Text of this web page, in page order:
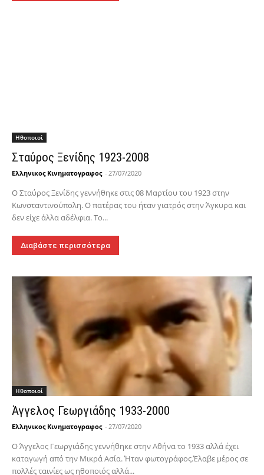
Hθοποιοί
Σταύρος Ξενίδης 1923-2008
Ελληνικος Κινηματογραφος - 27/07/2020
Ο Σταύρος Ξενίδης γεννήθηκε στις 08 Μαρτίου του 1923 στην
Κωνσταντινούπολη. Ο πατέρας του ήταν γιατρός στην Άγκυρα και
δεν είχε άλλα αδέλφια. Το...
Διαβάστε περισσότερα
Hθοποιοί
Άγγελος Γεωργιάδης 1933-2000
Ελληνικος Κινηματογραφος - 27/07/2020
Ο Άγγελος Γεωργιάδης γεννήθηκε στην Αθήνα το 1933 αλλά έχει
καταγωγή από την Μικρά Ασία. Ήταν φωτογράφος.Έλαβε μέρος σε
πολλές ταινίες ως ηθοποιός αλλά...